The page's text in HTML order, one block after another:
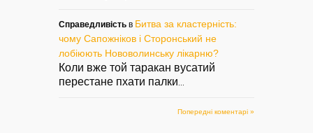
Справедливість в Битва за кластерність:
чому Сапожніков і Сторонський не
лобіюють Нововолинську лікарню?
Коли вже той таракан вусатий
перестане пхати палки
Попередні коментарі »